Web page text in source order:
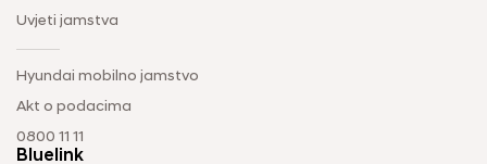
Uvjeti jamstva
Hyundai mobilno jamstvo
Akt o podacima
0800 11 11
Bluelink